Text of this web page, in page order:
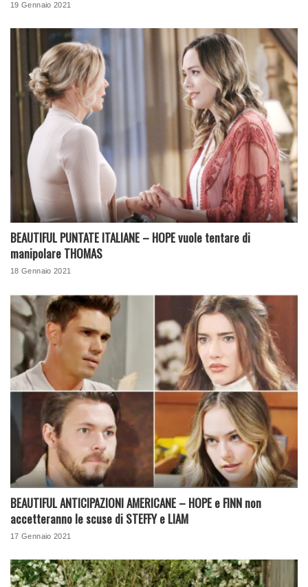
19 Gennaio 2021
BEAUTIFUL PUNTATE ITALIANE – HOPE vuole tentare di
manipolare THOMAS
18 Gennaio 2021
BEAUTIFUL ANTICIPAZIONI AMERICANE – HOPE e FINN non
accetteranno le scuse di STEFFY e LIAM
17 Gennaio 2021